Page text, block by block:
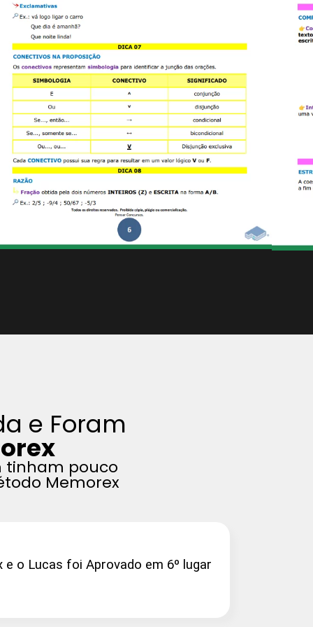
e Foram
tinham pouco
Memorex
o Lucas foi Aprovado em 6º lugar